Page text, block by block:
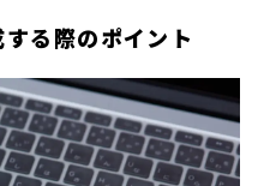
る際のポイント